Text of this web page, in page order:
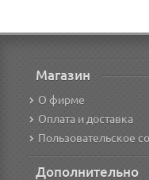
Магазин
О фирме
Оплата и доставка
Пользовательское
Дополнительно